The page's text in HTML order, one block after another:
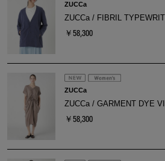
ZUCCa
ZUCCa / FIBRIL
￥58,300
ZUCCa
ZUCCa / GARMENT DYE
￥58,300